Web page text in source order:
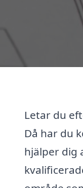
Letar du
Då har du
hjälper dig